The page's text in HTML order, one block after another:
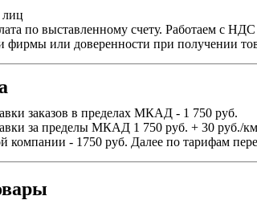
по выставленному счету. Работаем с
фирмы или доверенности при получении
заказов в пределах МКАД - 1 750 руб.
за пределы МКАД 1 750 руб. + 30 руб./км
компании - 1750 руб. Далее по тарифам